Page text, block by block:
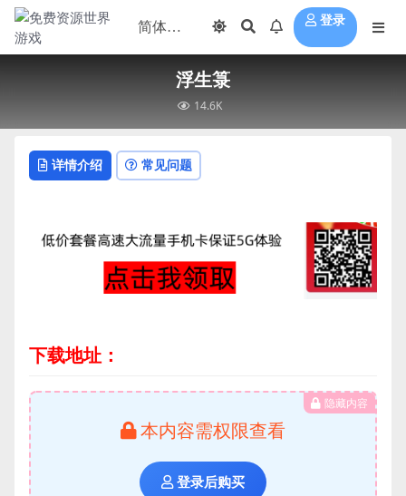
登录
浮生箓
14.6K
详情介绍 常见问题
下载地址：
隐藏内容
本内容需权限查看
登录后购买